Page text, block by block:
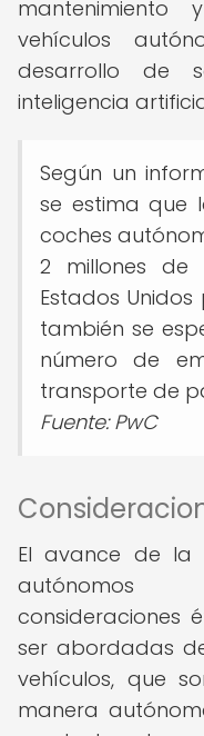
vehículos
desarrollo de
inteligencia
Según un
se estima que
coches
2 millones de
Estados
también se
número de
transporte de
Fuente: PwC
El avance de la
autónomos
consideraciones
ser abordadas
vehículos, que
manera